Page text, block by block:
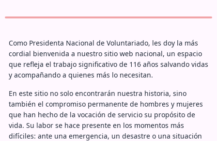
respeto por la dignidad humana.
en emergencias, capacitamos, prevenimos y acompañamos.
Pero, sobre todo, abrazamos la esencia más pura de la
solidaridad. Lo que nos distingue no es solo la capacidad
operativa, sino la sensibilidad con la que cada voluntario atiende
a quien sufre, la empatía con la que escuchamos, la fuerza con la
que respondemos ante la adversidad.
A quienes forman parte de esta noble institución, les reitero mi
admiración y gratitud. A quienes hoy nos leen, les invito a
conocer más de nuestro trabajo y, si así lo desean, a sumarse a
esta gran familia que transforma vidas.
Como Presidenta Nacional de Voluntariado, les doy la más
cordial bienvenida a nuestro sitio web nacional, un espacio
que refleja el trabajo significativo de 116 años salvando vidas
y acompañando a quienes más lo necesitan.
En este sitio no solo encontrarán nuestra historia, sino
también el compromiso permanente de hombres y mujeres
que han hecho de la vocación de servicio su propósito de
vida. Su labor se hace presente en los momentos más
difíciles: ante una emergencia, un desastre o una situación